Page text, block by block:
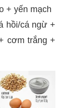
+ yến mạch
hồi/cá ngừ +
cơm trắng +